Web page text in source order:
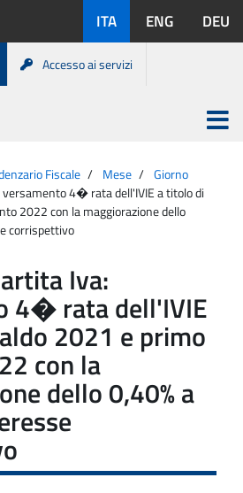
disponibili:
ITA ENG DEU
Accesso ai servizi
Apri
menu
Fiscale Mese
Giorno
4� rata dell'IVIE a titolo di
2022 con la maggiorazione dello
corrispettivo
Iva:
4� rata dell'IVIE
2021 e primo
con la
dello 0,40% a